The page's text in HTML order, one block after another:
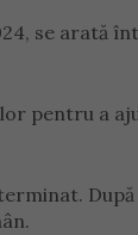
se arată
pentru a
După